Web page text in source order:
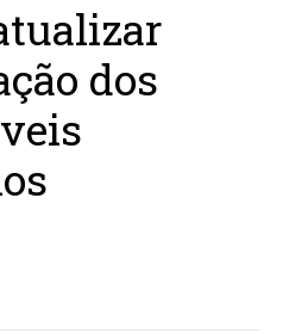
dos